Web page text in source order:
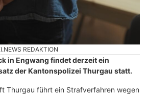
REDAKTION
in Engwang findet derzeit ein
der Kantonspolizei Thurgau statt.
Thurgau führt ein Strafverfahren wegen